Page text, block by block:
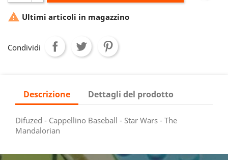
 Ultimi articoli in magazzino
Condividi
Descrizione Dettagli del prodotto
Difuzed - Cappellino Baseball - Star Wars - The
Mandalorian